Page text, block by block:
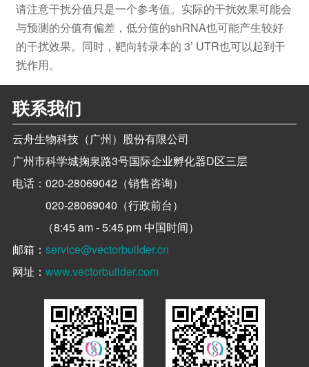
请注意干扰分值只是一个参考值。实际的干扰效果可能会
与预测的分值有偏差，低分值的shRNA也可能产生较好
的干扰效果。同时，靶向转录本的 3’ UTR也可以起到干
扰作用。
联系我们
云舟生物科技（广州）股份有限公司
广州市科学城掬泉路3号国际企业孵化器D区三层
电话：020-28069042（销售咨询）
020-28069040（行政前台）
（8:45 am - 5:45 pm 中国时间）
邮箱：service@vectorbuilder.cn
网址：www.vectorbuilder.com